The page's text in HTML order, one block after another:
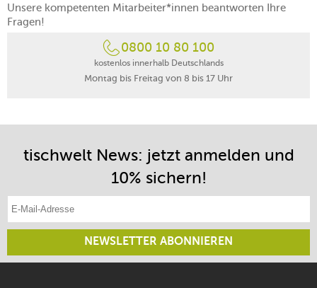
Unsere kompetenten Mitarbeiter*innen beantworten Ihre
Fragen!
0800 10 80 100
kostenlos innerhalb Deutschlands
Montag bis Freitag von 8 bis 17 Uhr
tischwelt News: jetzt anmelden und
10% sichern!
NEWSLETTER ABONNIEREN